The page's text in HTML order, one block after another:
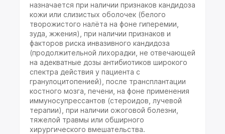
назначается при наличии признаков кандидоза
кожи или слизистых оболочек (белого
творожистого налёта на фоне гиперемии,
зуда, жжения), при наличии признаков и
факторов риска инвазивного кандидоза
(продолжительной лихорадки, не отвечающей
на адекватные дозы антибиотиков широкого
спектра действия у пациента с
гранулоцитопенией), после трансплантации
костного мозга, печени, на фоне применения
иммуносупрессантов (стероидов, лучевой
терапии), при наличии ожоговой болезни,
тяжелой травмы или обширного
хирургического вмешательства.